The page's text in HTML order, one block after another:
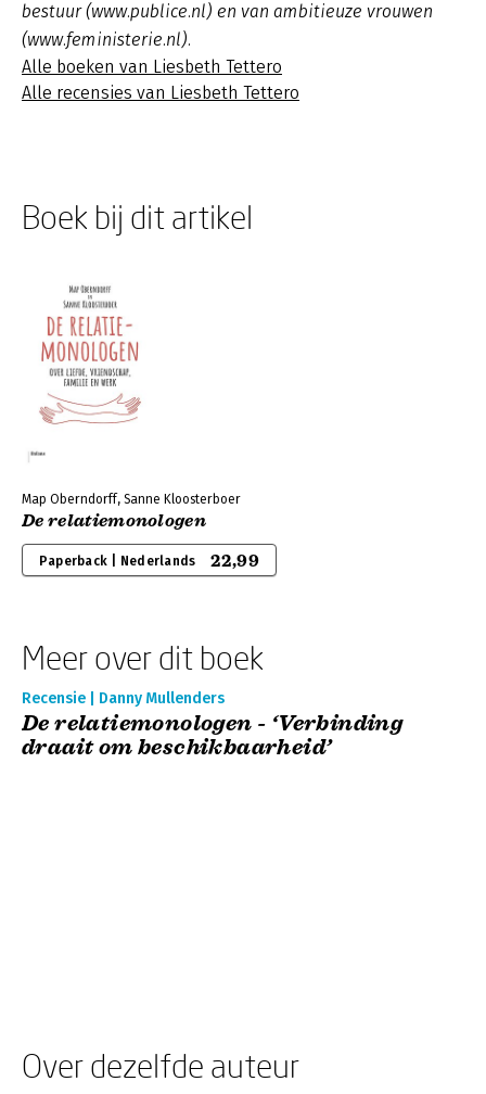
bestuur (www.publice.nl) en van ambitieuze vrouwen
(www.feministerie.nl).
Alle boeken van Liesbeth Tettero
Alle recensies van Liesbeth Tettero
Boek bij dit artikel
Map Oberndorff, Sanne Kloosterboer
De relatiemonologen
Paperback | Nederlands 22,99
Meer over dit boek
Recensie | Danny Mullenders
De relatiemonologen - ‘Verbinding
draait om beschikbaarheid’
Over dezelfde auteur